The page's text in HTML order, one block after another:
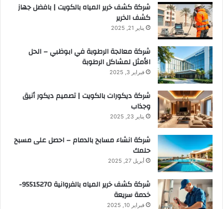
شركة كشف خرير المياه بالكويت | بافضل جهاز
كشف الخرير
يناير 21, 2025
شركة معالجة الرطوبة في ابوظبي – الحل
الأمثل لمشاكل الرطوبة
فبراير 3, 2025
شركة ديكورات بالكويت | تصميم ديكور أنيق
وجذاب
يناير 23, 2025
شركة انشاء مسابح بالدمام – احصل على مسبح
حلمك
أبريل 27, 2025
شركة كشف خرير المياه بالفروانية 95515270-
خدمة سريعة
فبراير 10, 2025